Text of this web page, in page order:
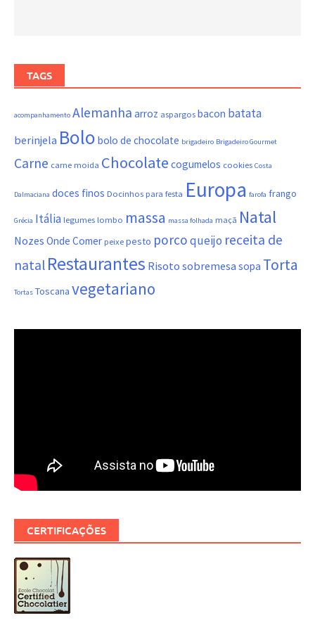
TAGS
acompanhamento Alemanha arroz aspargos bacon batata
berinjela Bolo bolo de chocolate brigadeiro Brigadeiro Gourmet
Carne carne moida Chocolate cogumelos cookies Costa
Dalmaciana doces finos Docinhos para festa Europa farofa frango
Grécia Itália legumes lombo massa massa folhada maçã Natal
Nozes Onde Comer peixe pesto porcoqueijo receita de
natal Restaurantes Risoto sobremesa sopa Torta
Tortas Toscana vegetariano
CERTIFICAÇÕES